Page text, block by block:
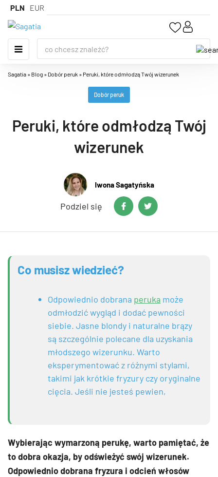
PLN EUR
Sagatia » Blog » Dobór peruk » Peruki, które odmłodzą Twój wizerunek
Dobór peruk
Peruki, które odmłodzą Twój
wizerunek
Iwona Sagatyńska
Podziel się
Co musisz wiedzieć?
Odpowiednio dobrana peruka może
odmłodzić wygląd i dodać pewności
siebie. Jasne blondy i naturalne brązy
są szczególnie polecane dla uzyskania
młodszego wizerunku. Warto
eksperymentować z różnymi stylami,
takimi jak krótkie fryzury czy oryginalne
cięcia. Jeśli nie jesteś pewien,
Wybierając wymarzoną perukę, warto pamiętać, że
to dobra okazja, by odświeżyć swój wizerunek.
Odpowiednio dobrana fryzura i odcień włosów